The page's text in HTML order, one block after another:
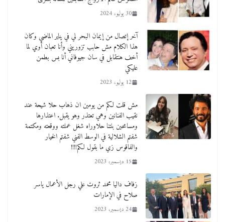
30 يوليو، 2024
آخر إتصال من إيمان البحر لي في يناير الماضي وكان
هذا الكلام مش حابب تزوريني وأنا تعبان أوي لما
أخف هنتقابل في سان جيوفاني أنا بس بطمن
عليكي
12 يوليو، 2023
مش قلت لكم من يومين ان ذهاب حلا شيحة عند
نقيب الفنانين وهي تعتذر وهو يقبل. اعتذارها
ومسامحين بنتنا حلاوراه شغل عملته ووقعته ومكتمة
شفتم الشلالية في الوسط الفني شفتم الخيار
والفاقوس زي ما بقول لكم!!!!
15 ديسمبر، 2023
زفاف داليا محمد ثروت علي رجل الأعمال ياسر
صلاح في الإمارات
24 ديسمبر، 2023